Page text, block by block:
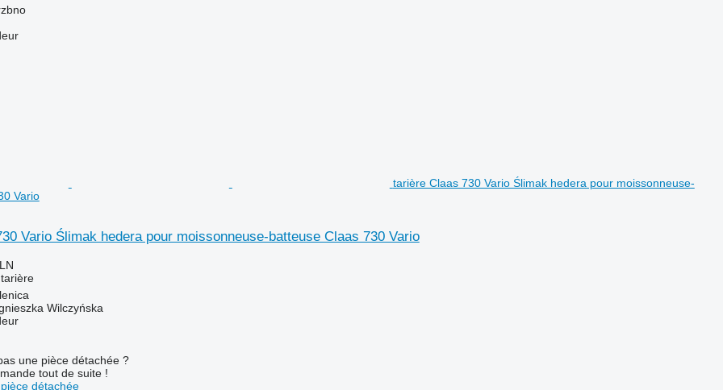
tarière Claas 730 Vario Ślimak hedera pour moissonneuse-
Vario
Vario Ślimak hedera pour moissonneuse-batteuse Claas 730 Vario
Wilczyńska
une pièce détachée ?
tout de suite !
détachée